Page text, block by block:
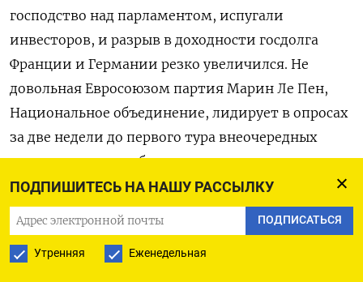
ПОДПИШИТЕСЬ НА НАШУ РАССЫЛКУ
ПОДПИСАТЬСЯ
Утренняя Еженедельная
господство над парламентом, испугали
инвесторов, и разрыв в доходности госдолга
Франции и Германии резко увеличился. Не
довольная Евросоюзом партия Марин Ле Пен,
Национальное объединение, лидирует в опросах
за две недели до первого тура внеочередных
парламентских выборов, неожиданно
объявленных президентом Франции
Эмманюэлем Макроном - но в то же время левые
партии Франции сформировали новый блок к
этим выборам.